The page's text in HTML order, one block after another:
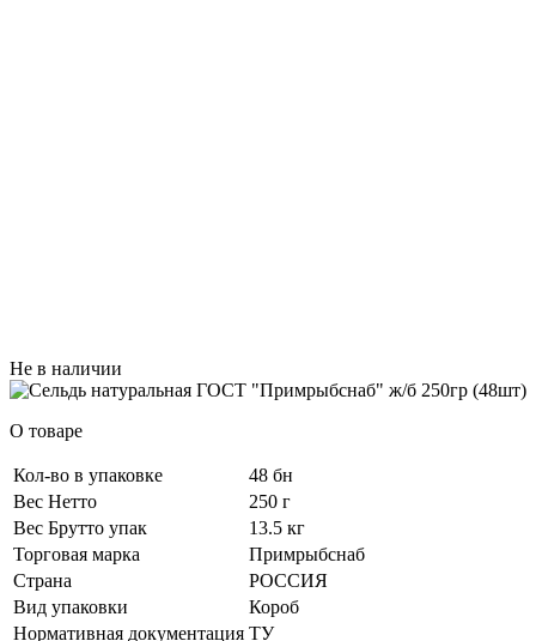
Не в наличии
О товаре
Кол-во в упаковке
48 бн
Вес Нетто
250 г
Вес Брутто упак
13.5 кг
Торговая марка
Примрыбснаб
Страна
РОССИЯ
Вид упаковки
Короб
Нормативная документация ТУ